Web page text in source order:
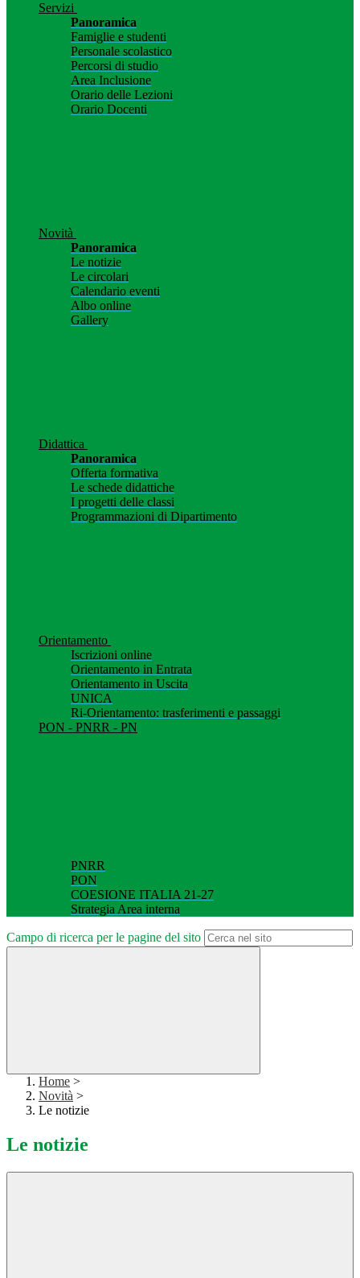
Servizi
Panoramica
Famiglie e studenti
Personale scolastico
Percorsi di studio
Area Inclusione
Orario delle Lezioni
Orario Docenti
Novità
Panoramica
Le notizie
Le circolari
Calendario eventi
Albo online
Gallery
Didattica
Panoramica
Offerta formativa
Le schede didattiche
I progetti delle classi
Programmazioni di Dipartimento
Orientamento
Iscrizioni online
Orientamento in Entrata
Orientamento in Uscita
UNICA
Ri-Orientamento: trasferimenti e passaggi
PON - PNRR - PN
PNRR
PON
COESIONE ITALIA 21-27
Strategia Area interna
Campo di ricerca per le pagine del sito
Home >
Novità >
Le notizie
Le notizie